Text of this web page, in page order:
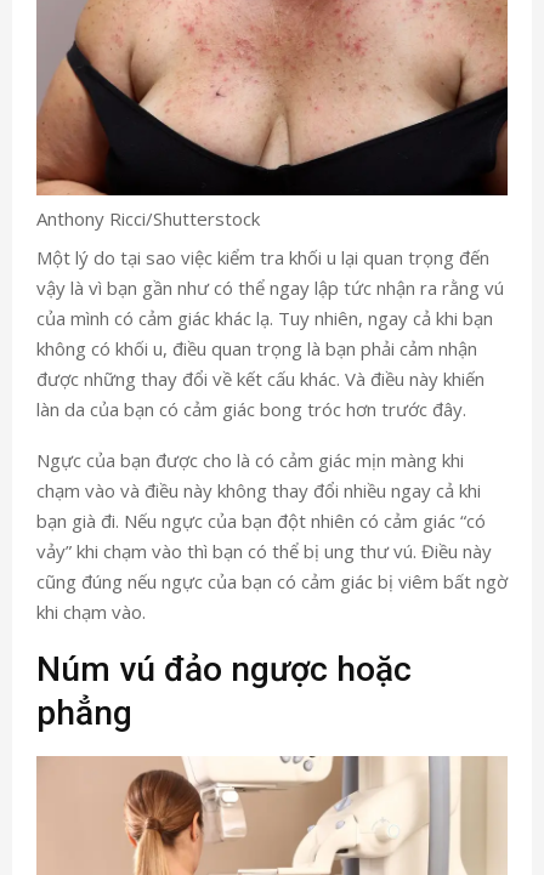
Anthony Ricci/Shutterstock
Một lý do tại sao việc kiểm tra khối u lại quan trọng đến
vậy là vì bạn gần như có thể ngay lập tức nhận ra rằng vú
của mình có cảm giác khác lạ. Tuy nhiên, ngay cả khi bạn
không có khối u, điều quan trọng là bạn phải cảm nhận
được những thay đổi về kết cấu khác. Và điều này khiến
làn da của bạn có cảm giác bong tróc hơn trước đây.
Ngực của bạn được cho là có cảm giác mịn màng khi
chạm vào và điều này không thay đổi nhiều ngay cả khi
bạn già đi. Nếu ngực của bạn đột nhiên có cảm giác “có
vảy” khi chạm vào thì bạn có thể bị ung thư vú. Điều này
cũng đúng nếu ngực của bạn có cảm giác bị viêm bất ngờ
khi chạm vào.
Núm vú đảo ngược hoặc
phẳng